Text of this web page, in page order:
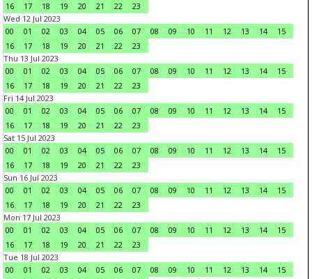
16
17 18 19 20 21 22
23
Wed 12 Jul 2023
00
01 02 03 04 05 06 07 08 09 10 11 12 13 14
15
16
17 18 19 20 21 22
23
Thu 13 Jul 2023
00
01 02 03 04 05 06 07 08 09 10 11 12 13 14
15
16
17 18 19 20 21 22
23
Fri 14 Jul 2023
00
01 02 03 04 05 06 07 08 09 10 11 12 13 14
15
16
17 18 19 20 21 22
23
Sat 15 Jul 2023
00
01 02 03 04 05 06 07 08 09 10 11 12 13 14
15
16
17 18 19 20 21 22
23
Sun 16 Jul 2023
00
01 02 03 04 05 06 07 08 09 10 11 12 13 14
15
16
17 18 19 20 21 22
23
Mon 17 Jul 2023
00
01 02 03 04 05 06 07 08 09 10 11 12 13 14
15
16
17 18 19 20 21 22
23
Tue 18 Jul 2023
00
01 02 03 04 05 06 07 08 09 10 11 12 13 14 15